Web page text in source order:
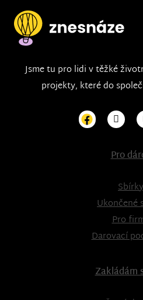
Jsme tu pro lidi v těžké
projekty, které do
Pro
Sbírky
Ukončené
Pro
Darovací
Zakládám